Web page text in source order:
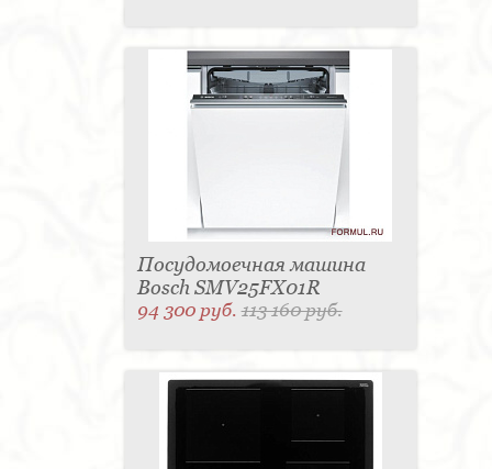
Посудомоечная машина
Bosch SMV25FX01R
94 300 руб.113 160 руб.